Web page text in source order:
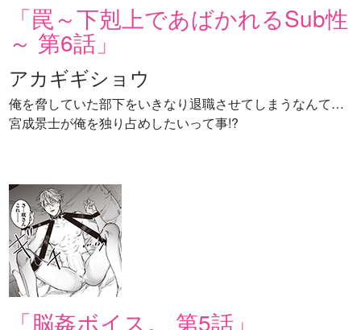
「罠～下剋上であばかれるSub性
～ 第6話」
アカギギショウ
俺を脅していた部下をいきなり退職させてしまうなんて…
宮成景士が俺を独り占めしたいって事!?
「脳姦ボイス。 第5話」